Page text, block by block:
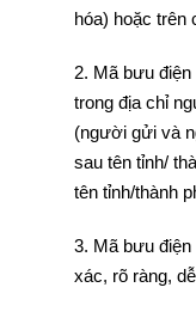
hóa) hoặc trên
2. Mã bưu điện
trong địa chỉ
(người gửi và
sau tên tỉnh/
tên tỉnh/thành
3. Mã bưu
xác, rõ ràng,